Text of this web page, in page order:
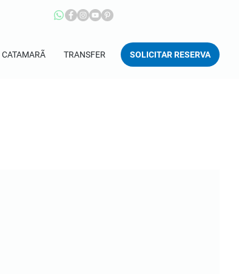
CATAMARÃ TRANSFER SOLICITAR RESERVA